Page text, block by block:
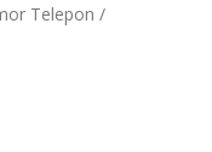
Telepon /